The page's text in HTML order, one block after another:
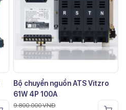
Bộ chuyển nguồn ATS Vitzro
61W 4P 100A
9.800.000VNĐ